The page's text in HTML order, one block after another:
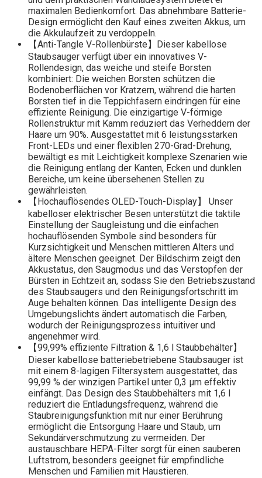
maximalen Bedienkomfort. Das abnehmbare Batterie-
Design ermöglicht den Kauf eines zweiten Akkus, um
die Akkulaufzeit zu verdoppeln.
【Anti-Tangle V-Rollenbürste】Dieser kabellose
Staubsauger verfügt über ein innovatives V-
Rollendesign, das weiche und steife Borsten
kombiniert: Die weichen Borsten schützen die
Bodenoberflächen vor Kratzern, während die harten
Borsten tief in die Teppichfasern eindringen für eine
effiziente Reinigung. Die einzigartige V-förmige
Rollenstruktur mit Kamm reduziert das Verheddern der
Haare um 90%. Ausgestattet mit 6 leistungsstarken
Front-LEDs und einer flexiblen 270-Grad-Drehung,
bewältigt es mit Leichtigkeit komplexe Szenarien wie
die Reinigung entlang der Kanten, Ecken und dunklen
Bereiche, um keine übersehenen Stellen zu
gewährleisten.
【Hochauflösendes OLED-Touch-Display】 Unser
kabelloser elektrischer Besen unterstützt die taktile
Einstellung der Saugleistung und die einfachen
hochauflösenden Symbole sind besonders für
Kurzsichtigkeit und Menschen mittleren Alters und
ältere Menschen geeignet. Der Bildschirm zeigt den
Akkustatus, den Saugmodus und das Verstopfen der
Bürsten in Echtzeit an, sodass Sie den Betriebszustand
des Staubsaugers und den Reinigungsfortschritt im
Auge behalten können. Das intelligente Design des
Umgebungslichts ändert automatisch die Farben,
wodurch der Reinigungsprozess intuitiver und
angenehmer wird.
【99,99% effiziente Filtration & 1,6 l Staubbehälter】
Dieser kabellose batteriebetriebene Staubsauger ist
mit einem 8-lagigen Filtersystem ausgestattet, das
99,99 % der winzigen Partikel unter 0,3 μm effektiv
einfängt. Das Design des Staubbehälters mit 1,6 l
reduziert die Entladungsfrequenz, während die
Staubreinigungsfunktion mit nur einer Berührung
ermöglicht die Entsorgung Haare und Staub, um
Sekundärverschmutzung zu vermeiden. Der
austauschbare HEPA-Filter sorgt für einen sauberen
Luftstrom, besonders geeignet für empfindliche
Menschen und Familien mit Haustieren.